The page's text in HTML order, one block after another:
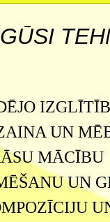
UN
MĀCĪBU
UN